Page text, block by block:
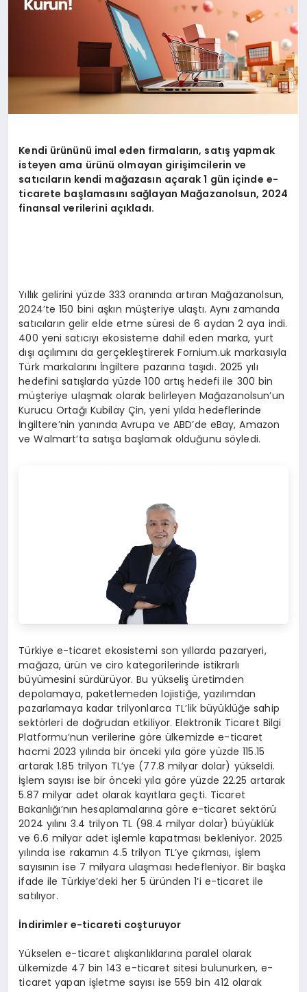
Kendi ürününü imal eden firmaların, satış yapmak
isteyen ama ürünü olmayan girişimcilerin ve
satıcıların kendi mağazasın açarak 1 gün içinde e-
ticarete başlamasını sağlayan Mağazanolsun, 2024
finansal verilerini açıkladı.
Yıllık gelirini yüzde 333 oranında artıran Mağazanolsun,
2024’te 150 bini aşkın müşteriye ulaştı. Aynı zamanda
satıcıların gelir elde etme süresi de 6 aydan 2 aya indi.
400 yeni satıcıyı ekosisteme dahil eden marka, yurt
dışı açılımını da gerçekleştirerek Fornium.uk markasıyla
Türk markalarını İngiltere pazarına taşıdı. 2025 yılı
hedefini satışlarda yüzde 100 artış hedefi ile 300 bin
müşteriye ulaşmak olarak belirleyen Mağazanolsun’un
Kurucu Ortağı Kubilay Çin, yeni yılda hedeflerinde
İngiltere’nin yanında Avrupa ve ABD’de eBay, Amazon
ve Walmart’ta satışa başlamak olduğunu söyledi.
Türkiye e-ticaret ekosistemi son yıllarda pazaryeri,
mağaza, ürün ve ciro kategorilerinde istikrarlı
büyümesini sürdürüyor. Bu yükseliş üretimden
depolamaya, paketlemeden lojistiğe, yazılımdan
pazarlamaya kadar trilyonlarca TL’lik büyüklüğe sahip
sektörleri de doğrudan etkiliyor. Elektronik Ticaret Bilgi
Platformu’nun verilerine göre ülkemizde e-ticaret
hacmi 2023 yılında bir önceki yıla göre yüzde 115.15
artarak 1.85 trilyon TL’ye (77.8 milyar dolar) yükseldi.
İşlem sayısı ise bir önceki yıla göre yüzde 22.25 artarak
5.87 milyar adet olarak kayıtlara geçti. Ticaret
Bakanlığı’nın hesaplamalarına göre e-ticaret sektörü
2024 yılını 3.4 trilyon TL (98.4 milyar dolar) büyüklük
ve 6.6 milyar adet işlemle kapatması bekleniyor. 2025
yılında ise rakamın 4.5 trilyon TL’ye çıkması, işlem
sayısının ise 7 milyara ulaşması hedefleniyor. Bir başka
ifade ile Türkiye’deki her 5 üründen 1’i e-ticaret ile
satılıyor.
İndirimler e-ticareti coşturuyor
Yükselen e-ticaret alışkanlıklarına paralel olarak
ülkemizde 47 bin 143 e-ticaret sitesi bulunurken, e-
ticaret yapan işletme sayısı ise 559 bin 412 olarak